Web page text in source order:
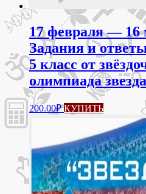
17 февраля — 16
Задания и
5 класс от
олимпиада звезда
200.00₽ КУПИТЬ